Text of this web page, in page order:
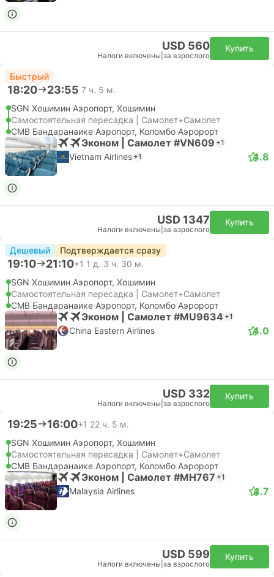
USD 560
Налоги включены за взрослого
Купить
Быстрый
18:20 23:55 7 ч. 5 м.
SGN Хошимин Аэропорт, Хошимин
Самостоятельная пересадка | Самолет+Самолет
CMB Бандаранаике Аэропорт, Коломбо Аэророрт
Эконом | Самолет #VN609 +1
Vietnam Airlines +1 4.8
USD 1347
Налоги включены за взрослого
Купить
Дешевый Подтверждается сразу
19:10 21:10+1 1 д. 3 ч. 30 м.
SGN Хошимин Аэропорт, Хошимин
Самостоятельная пересадка | Самолет+Самолет
CMB Бандаранаике Аэропорт, Коломбо Аэророрт
Эконом | Самолет #MU9634 +1
China Eastern Airlines 4.0
USD 332
Налоги включены за взрослого
Купить
19:25 16:00+1 22 ч. 5 м.
SGN Хошимин Аэропорт, Хошимин
Самостоятельная пересадка | Самолет+Самолет
CMB Бандаранаике Аэропорт, Коломбо Аэророрт
Эконом | Самолет #MH767 +1
Malaysia Airlines 4.7
USD 599
Налоги включены за взрослого
Купить